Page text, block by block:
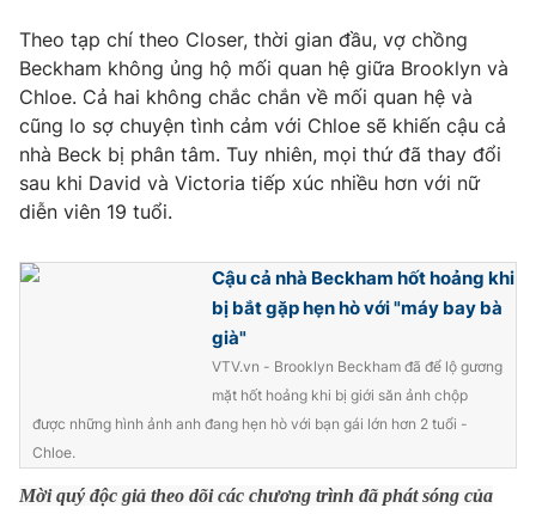
THỜI BÁO VTV
Theo dõi báo trên
Cơ quan chủ quản:
Đài Truyền hình Việt Nam
Thời báo VTV
Giấy phép hoạt động báo in và báo điện tử số 483/GP-BTTTT
Vũ Thanh Thủy
Phó Tổng Biên tập: Nguyễn Thị Mỹ Hạnh, Phạm Quốc Thắng,
Nguyễn Trọng Ninh
Tổng đài VTV:024.38 355 931 - 024.38 355 932
Theo tạp chí theo Closer, thời gian đầu, vợ chồng
Beckham không ủng hộ mối quan hệ giữa Brooklyn và
Chloe. Cả hai không chắc chắn về mối quan hệ và
cũng lo sợ chuyện tình cảm với Chloe sẽ khiến cậu cả
nhà Beck bị phân tâm. Tuy nhiên, mọi thứ đã thay đổi
sau khi David và Victoria tiếp xúc nhiều hơn với nữ
diễn viên 19 tuổi.
Cậu cả nhà Beckham hốt hoảng khi
bị bắt gặp hẹn hò với "máy bay bà
già"
VTV.vn - Brooklyn Beckham đã để lộ gương
mặt hốt hoảng khi bị giới săn ảnh chộp
được những hình ảnh anh đang hẹn hò với bạn gái lớn hơn 2 tuổi -
Chloe.
Mời quý độc giả theo dõi các chương trình đã phát sóng của